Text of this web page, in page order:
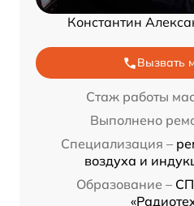
Константин
Вызвать
Стаж работы
Выполнено
Специализация –
воздуха и
Образование –